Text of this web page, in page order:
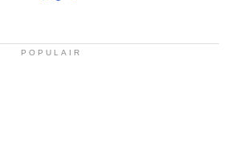
POPULAIR